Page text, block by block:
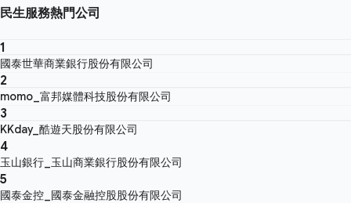
民生服務熱門公司
1
國泰世華商業銀行股份有限公司
2
momo_富邦媒體科技股份有限公司
3
KKday_酷遊天股份有限公司
4
玉山銀行_玉山商業銀行股份有限公司
5
國泰金控_國泰金融控股股份有限公司